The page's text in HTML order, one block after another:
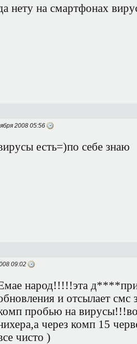
нету на смартфонах
2008 05:56
есть=)по себе знаю
09:02
народ!!!!!эта д****при
и отсылает смс
пробью на
через комп 15
чисто )